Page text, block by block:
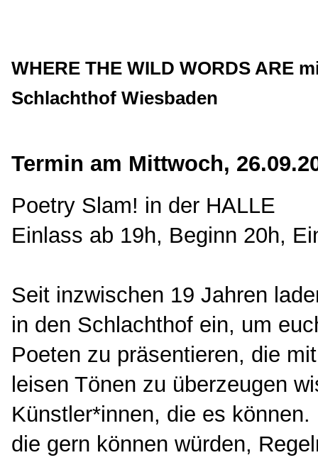
WHERE THE WILD WORDS ARE
Schlachthof Wiesbaden
Termin am Mittwoch,
Poetry Slam! in der HALLE
Einlass ab 19h, Beginn 20h,
Seit inzwischen 19 Jahren
in den Schlachthof ein, um
Poeten zu präsentieren, die
leisen Tönen zu überzeugen
Künstler*innen, die es
die gern können würden,